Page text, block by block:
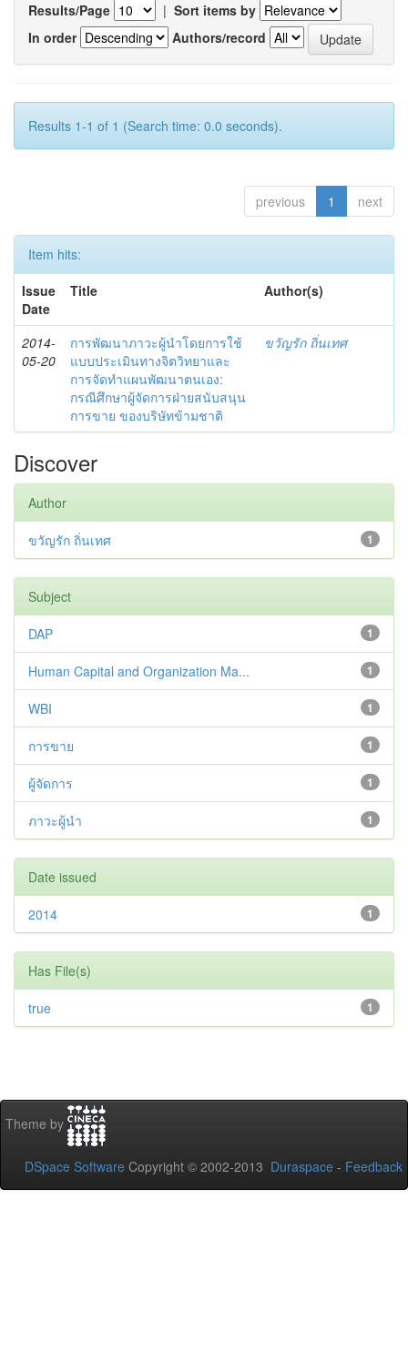
Results/Page | Sort items by
In order
Authors/record
Results 1-1 of 1 (Search time: 0.0 seconds).
previous 1 next
Item hits:
Issue
Date
Title Author(s)
2014-
05-20
การพัฒนาภาวะผู้นำโดยการใช้
แบบประเมินทางจิตวิทยาและ
การจัดทำแผนพัฒนาตนเอง:
กรณีศึกษาผู้จัดการฝ่ายสนับสนุน
การขาย ของบริษัทข้ามชาติ
ขวัญรัก ถิ่นเทศ
Discover
Author
1
ขวัญรัก ถิ่นเทศ
Subject
1
DAP
1
Human Capital and Organization Ma...
1
WBI
1
การขาย
1
ผู้จัดการ
1
ภาวะผู้นำ
Date issued
1
2014
Has File(s)
1
true
Theme by
DSpace Software Copyright © 2002-2013 Duraspace - Feedback